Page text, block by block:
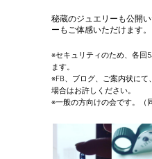
秘蔵のジュエリーも公開
ーもご体感いただけます。
※セキュリティのため、各回
ます。
※FB、ブログ、ご案内状に
場合はお許しください。
※一般の方向けの会です。（